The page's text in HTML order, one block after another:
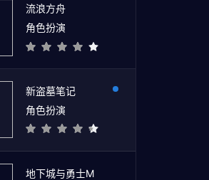
流浪方舟
角色扮演
新盗墓笔记
角色扮演
地下城与勇士M